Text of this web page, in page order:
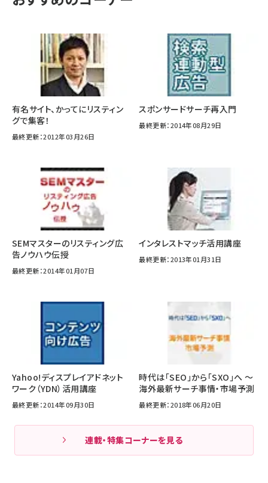
有名サイト、かってにリスティン
グで集客！
最終更新：2012年03月26日
スポンサードサーチ再入門
最終更新：2014年08月29日
SEMマスターのリスティング広
告ノウハウ伝授
最終更新：2014年01月07日
インタレストマッチ活用講座
最終更新：2013年01月31日
Yahoo!ディスプレイアドネット
ワーク（YDN）活用講座
最終更新：2014年09月30日
時代は「SEO」から「SXO」へ ～
海外最新サーチ事情・市場予測
最終更新：2018年06月20日
連載・特集コーナーを見る